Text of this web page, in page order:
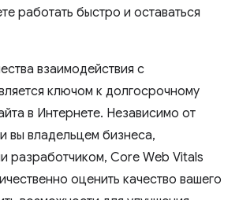
работать быстро и оставаться
взаимодействия с
ключом к долгосрочному
в Интернете. Независимо от
вы владельцем бизнеса,
разработчиком, Core Web Vitals
оценить качество вашего